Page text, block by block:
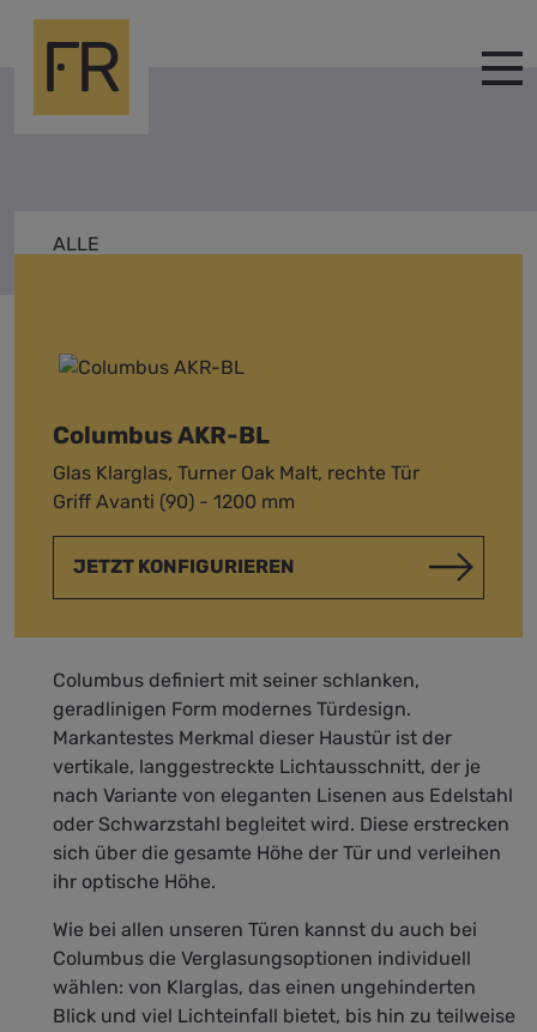
ALLE
Columbus AKR-BL
Glas Klarglas, Turner Oak Malt, rechte Tür
Griff Avanti (90) - 1200 mm
JETZT KONFIGURIEREN
Columbus definiert mit seiner schlanken,
geradlinigen Form modernes Türdesign.
Markantestes Merkmal dieser Haustür ist der
vertikale, langgestreckte Lichtausschnitt, der je
nach Variante von eleganten Lisenen aus Edelstahl
oder Schwarzstahl begleitet wird. Diese erstrecken
sich über die gesamte Höhe der Tür und verleihen
ihr optische Höhe.
Wie bei allen unseren Türen kannst du auch bei
Columbus die Verglasungsoptionen individuell
wählen: von Klarglas, das einen ungehinderten
Blick und viel Lichteinfall bietet, bis hin zu teilweise